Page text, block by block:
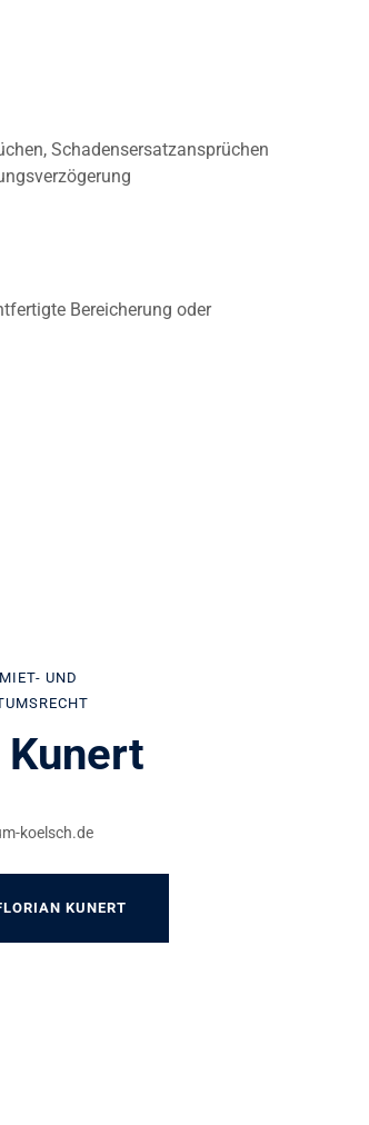
Schadensersatzansprüchen
Bereicherung oder
UND
koelsch.de
KUNERT